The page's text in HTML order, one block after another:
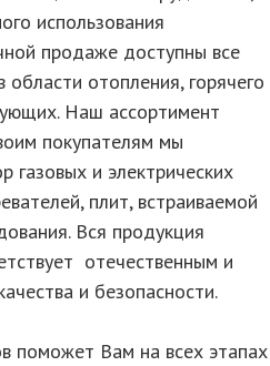
использования
продаже доступны все
отопления, горячего
Наш ассортимент
покупателям мы
газовых и электрических
плит, встраиваемой
Вся продукция
отечественным и
и безопасности.
поможет Вам на всех этапах